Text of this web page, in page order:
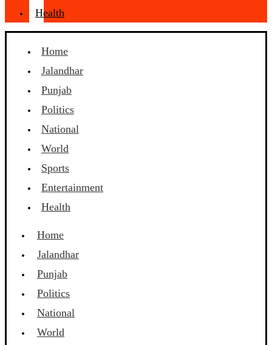
Health
Home
Jalandhar
Punjab
Politics
National
World
Sports
Entertainment
Health
Home
Jalandhar
Punjab
Politics
National
World